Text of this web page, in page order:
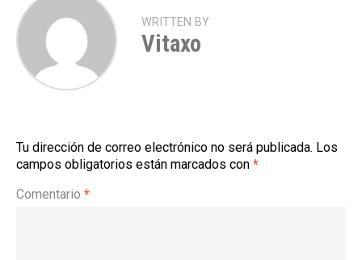
WRITTEN BY
Vitaxo
Tu dirección de correo electrónico no será publicada. Los
campos obligatorios están marcados con *
Comentario *